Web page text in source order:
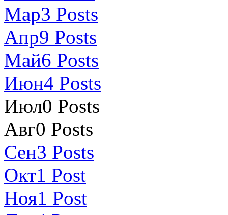
Мар3 Posts
Апр9 Posts
Май6 Posts
Июн4 Posts
Июл0 Posts
Авг0 Posts
Сен3 Posts
Окт1 Post
Ноя1 Post